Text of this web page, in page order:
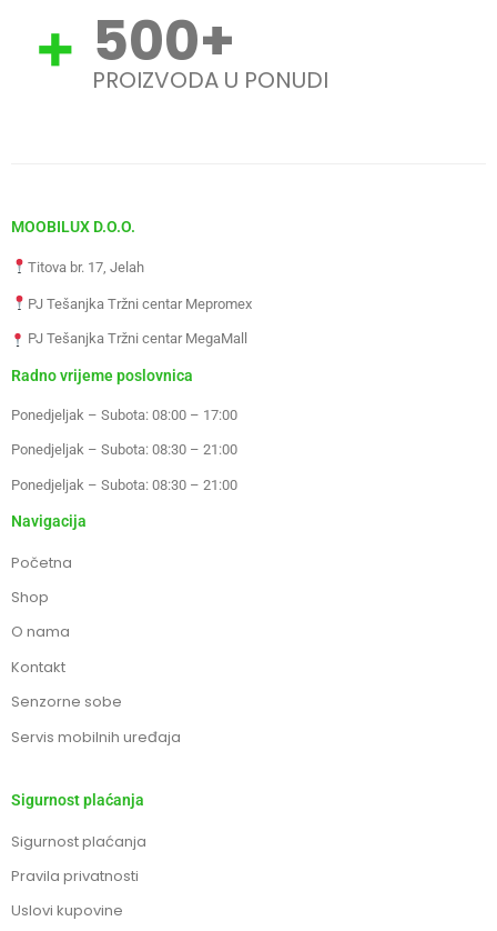
500+
PROIZVODA U PONUDI
MOOBILUX D.O.O.
Titova br. 17, Jelah
PJ Tešanjka Tržni centar Mepromex
PJ Tešanjka Tržni centar MegaMall
Radno vrijeme poslovnica
Ponedjeljak – Subota: 08:00 – 17:00
Ponedjeljak – Subota: 08:30 – 21:00
Ponedjeljak – Subota: 08:30 – 21:00
Navigacija
Početna
Shop
O nama
Kontakt
Senzorne sobe
Servis mobilnih uređaja
Sigurnost plaćanja
Sigurnost plaćanja
Pravila privatnosti
Uslovi kupovine